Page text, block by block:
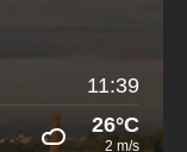
11:39
26°C
2 m/s